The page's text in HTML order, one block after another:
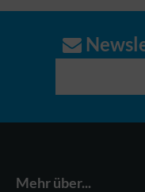
Mehr über...